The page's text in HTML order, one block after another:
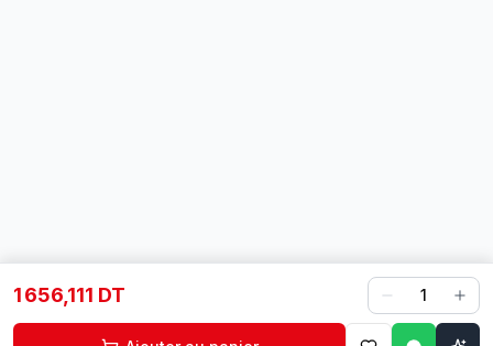
1 656,111 DT 1